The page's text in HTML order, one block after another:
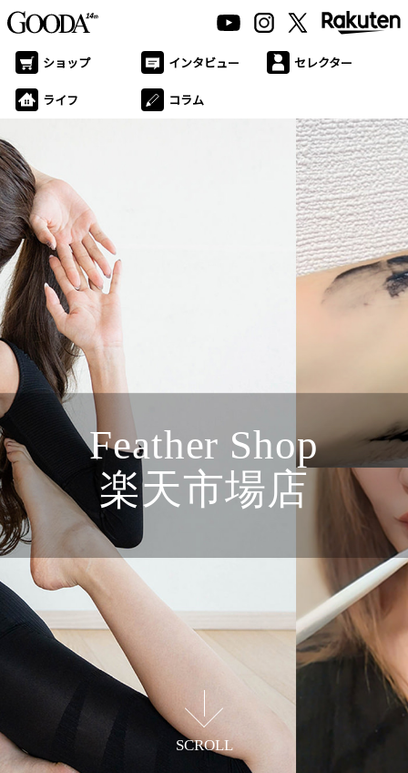
ショップ インタビュー セレクター
ライフ コラム
Feather Shop
楽天市場店
SCROLL
美と健康を支えるアイテムで
清潔感あるスタイルづくりに貢献